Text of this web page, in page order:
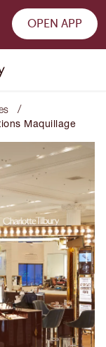
OPEN APP
/
Maquillage